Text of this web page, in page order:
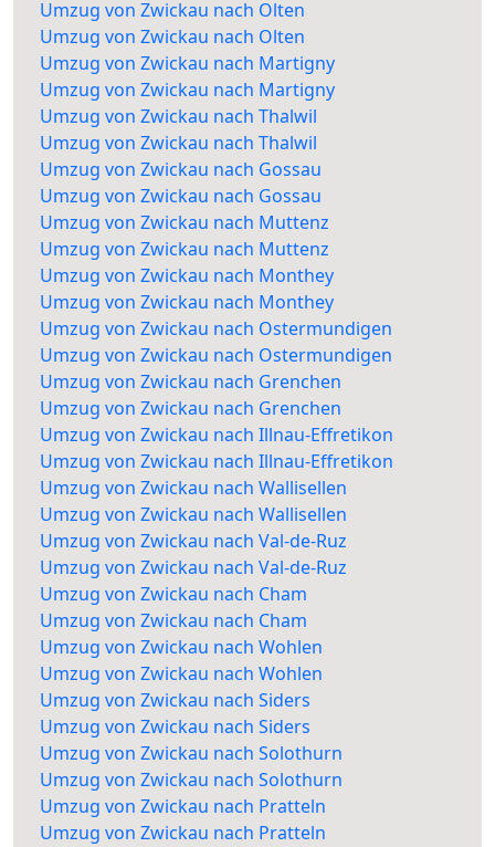
Umzug von Zwickau nach Olten
Umzug von Zwickau nach Olten
Umzug von Zwickau nach Martigny
Umzug von Zwickau nach Martigny
Umzug von Zwickau nach Thalwil
Umzug von Zwickau nach Thalwil
Umzug von Zwickau nach Gossau
Umzug von Zwickau nach Gossau
Umzug von Zwickau nach Muttenz
Umzug von Zwickau nach Muttenz
Umzug von Zwickau nach Monthey
Umzug von Zwickau nach Monthey
Umzug von Zwickau nach Ostermundigen
Umzug von Zwickau nach Ostermundigen
Umzug von Zwickau nach Grenchen
Umzug von Zwickau nach Grenchen
Umzug von Zwickau nach Illnau-Effretikon
Umzug von Zwickau nach Illnau-Effretikon
Umzug von Zwickau nach Wallisellen
Umzug von Zwickau nach Wallisellen
Umzug von Zwickau nach Val-de-Ruz
Umzug von Zwickau nach Val-de-Ruz
Umzug von Zwickau nach Cham
Umzug von Zwickau nach Cham
Umzug von Zwickau nach Wohlen
Umzug von Zwickau nach Wohlen
Umzug von Zwickau nach Siders
Umzug von Zwickau nach Siders
Umzug von Zwickau nach Solothurn
Umzug von Zwickau nach Solothurn
Umzug von Zwickau nach Pratteln
Umzug von Zwickau nach Pratteln